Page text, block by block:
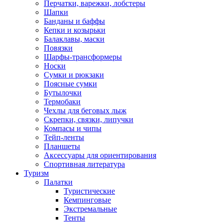
Перчатки, варежки, лобстеры
Шапки
Банданы и баффы
Кепки и козырьки
Балаклавы, маски
Повязки
Шарфы-трансформеры
Носки
Сумки и рюкзаки
Поясные сумки
Бутылочки
Термобаки
Чехлы для беговых лыж
Скрепки, связки, липучки
Компасы и чипы
Тейп-ленты
Планшеты
Аксессуары для ориентирования
Спортивная литература
Туризм
Палатки
Туристические
Кемпинговые
Экстремальные
Тенты